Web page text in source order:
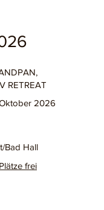
RETREAT
2026
Bad Hall
frei